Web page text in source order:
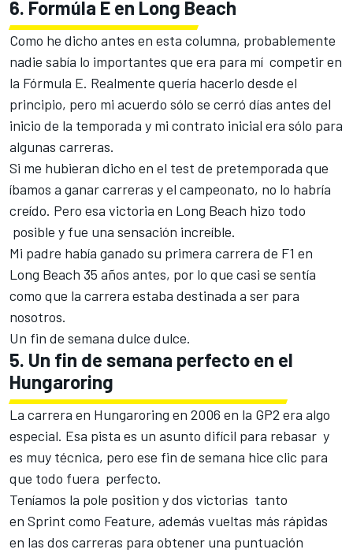
6. Formúla E en Long Beach
Como he dicho antes en esta columna, probablemente
nadie sabía lo importantes que era para mí competir en
la Fórmula E. Realmente quería hacerlo desde el
principio, pero mi acuerdo sólo se cerró días antes del
inicio de la temporada y mi contrato inicial era sólo para
algunas carreras.
Si me hubieran dicho en el test de pretemporada que
íbamos a ganar carreras y el campeonato, no lo habría
creído. Pero esa victoria en Long Beach hizo todo
posible y fue una sensación increíble.
Mi padre había ganado su primera carrera de F1 en
Long Beach 35 años antes, por lo que casi se sentía
como que la carrera estaba destinada a ser para
nosotros.
Un fin de semana dulce dulce.
5. Un fin de semana perfecto en el
Hungaroring
La carrera en Hungaroring en 2006 en la GP2 era algo
especial. Esa pista es un asunto difícil para rebasar y
es muy técnica, pero ese fin de semana hice clic para
que todo fuera perfecto.
Teníamos la pole position y dos victorias tanto
en Sprint como Feature, además vueltas más rápidas
en las dos carreras para obtener una puntuación